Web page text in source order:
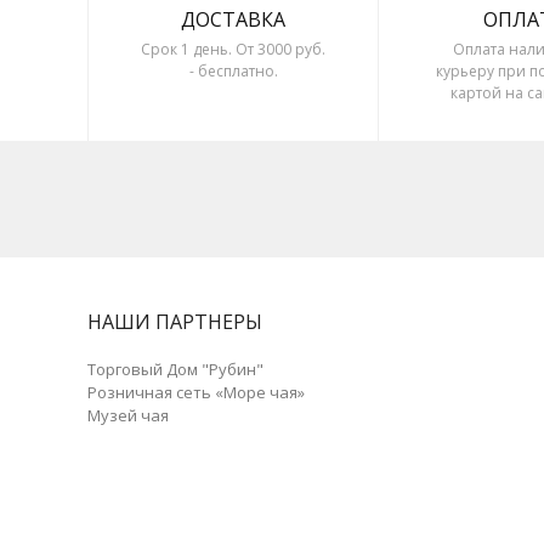
ДОСТАВКА
Срок 1 день. От 3000 руб.
- бесплатно.
Оплата
курьеру при
картой на
НАШИ ПАРТНЕРЫ
Торговый Дом "Рубин"
Розничная сеть «Море чая»
Музей чая